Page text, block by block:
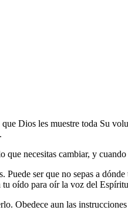
Dios les muestre toda Su
necesitas cambiar, y
ser que no sepas a
tu oído para oír la voz del
Obedece aun las